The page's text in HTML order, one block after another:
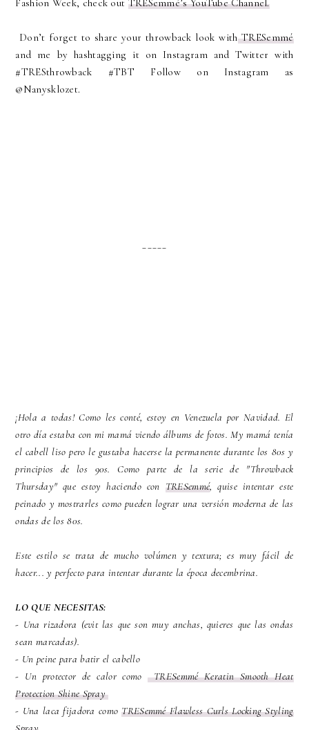
Fashion Week, check out TRESemmé’s YouTube Channel.
Don’t forget to share your throwback look withTRESemmé
and me by hashtagging it on Instagram and Twitter with
#TRESthrowback #TBT Follow on Instagram as
@Nanysklozet.
¡Hola a todas! Como les conté, estoy en Venezuela por Navidad. El
otro día estaba con mi mamá viendo álbums de fotos. My mamá tenía
el cabell liso pero le gustaba hacerse la permanente durante los 80s y
principios de los 90s. Como parte de la serie de "Throwback
Thursday" que estoy haciendo con TRESemmé, quise intentar este
peinado y mostrarles como pueden lograr una versión moderna de las
ondas de los 80s.
Este estilo se trata de mucho volúmen y textura; es muy fácil de
hacer... y perfecto para intentar durante la época decembrina.
LO QUE NECESITAS:
- Una rizadora (evit las que son muy anchas, quieres que las ondas
sean marcadas).
- Un peine para batir el cabello
- Un protector de calor comoTRESemmé Keratin Smooth Heat
Protection Shine Spray
- Una laca fijadora comoTRESemmé Flawless Curls Locking Styling